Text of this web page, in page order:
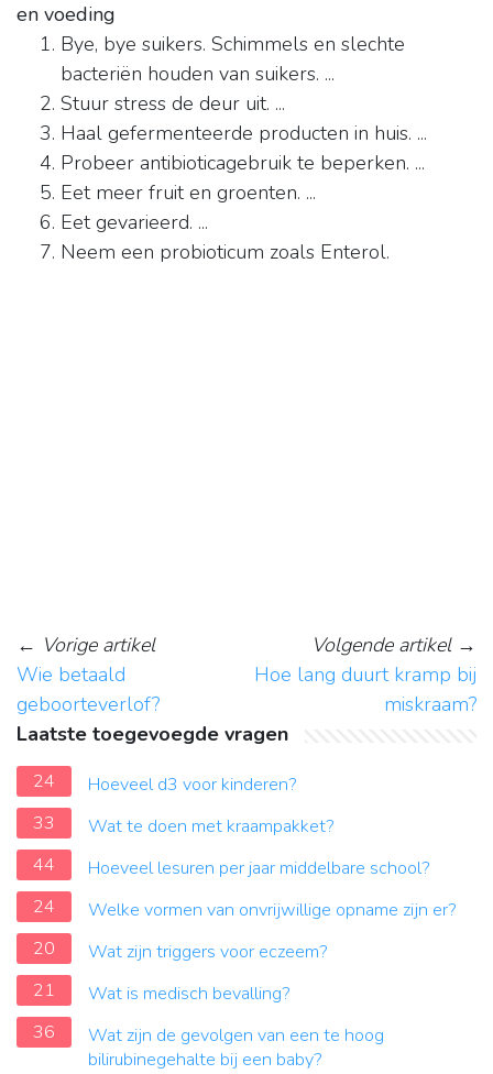
en voeding
Bye, bye suikers. Schimmels en slechte
bacteriën houden van suikers. ...
Stuur stress de deur uit. ...
Haal gefermenteerde producten in huis. ...
Probeer antibioticagebruik te beperken. ...
Eet meer fruit en groenten. ...
Eet gevarieerd. ...
Neem een probioticum zoals Enterol.
← Vorige artikel
Wie betaald
geboorteverlof?
Volgende artikel→
Hoe lang duurt kramp bij
miskraam?
Laatste toegevoegde vragen
24
Hoeveel d3 voor kinderen?
33
Wat te doen met kraampakket?
44
Hoeveel lesuren per jaar middelbare school?
24
Welke vormen van onvrijwillige opname zijn er?
20
Wat zijn triggers voor eczeem?
21
Wat is medisch bevalling?
36
Wat zijn de gevolgen van een te hoog
bilirubinegehalte bij een baby?